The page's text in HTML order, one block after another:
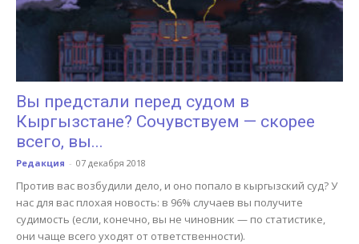
Вы предстали перед судом в
Кыргызстане? Сочувствуем — скорее
всего, вы...
Редакция - 07 декабря 2018
Против вас возбудили дело, и оно попало в кыргызский суд? У
нас для вас плохая новость: в 96% случаев вы получите
судимость (если, конечно, вы не чиновник — по статистике,
они чаще всего уходят от ответственности).